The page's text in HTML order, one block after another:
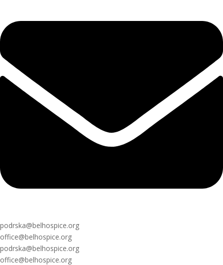
podrska@belhospice.org
office@belhospice.org
podrska@belhospice.org
office@belhospice.org